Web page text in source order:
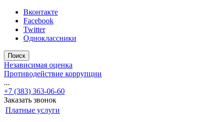
Вконтакте
Facebook
Twitter
Одноклассники
Поиск
Независимая оценка
Противодействие коррупции
...
+7 (383) 363-06-60
Заказать звонок
Платные услуги